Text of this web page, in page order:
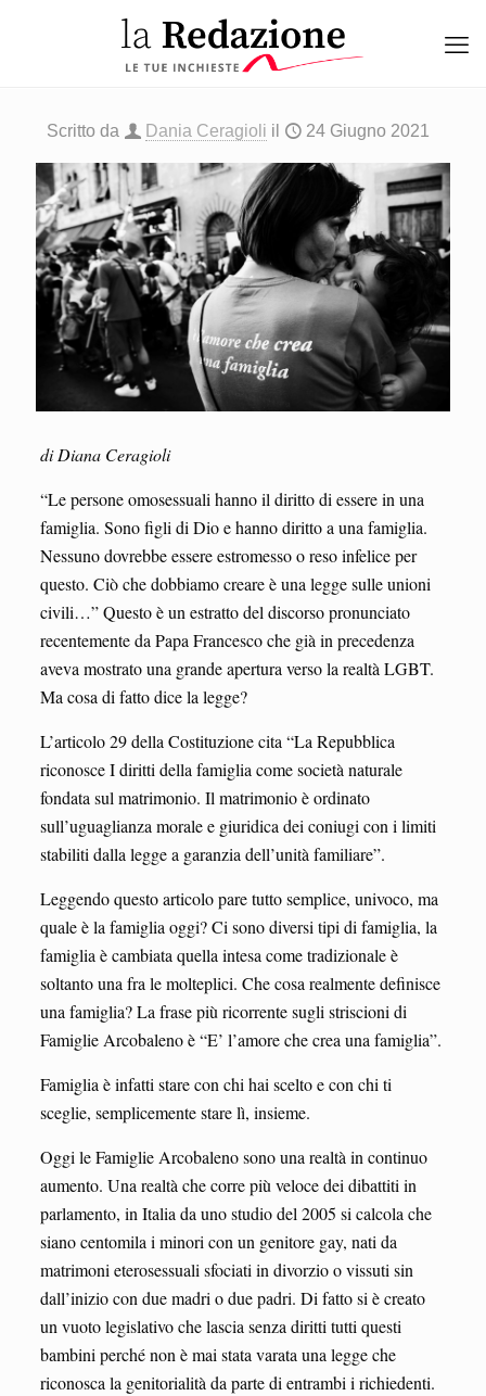
Scritto da Dania Ceragioli il 24 Giugno 2021
di Diana Ceragioli
“Le persone omosessuali hanno il diritto di essere in una
famiglia. Sono figli di Dio e hanno diritto a una famiglia.
Nessuno dovrebbe essere estromesso o reso infelice per
questo. Ciò che dobbiamo creare è una legge sulle unioni
civili…” Questo è un estratto del discorso pronunciato
recentemente da Papa Francesco che già in precedenza
aveva mostrato una grande apertura verso la realtà LGBT.
Ma cosa di fatto dice la legge?
L’articolo 29 della Costituzione cita “La Repubblica
riconosce I diritti della famiglia come società naturale
fondata sul matrimonio. Il matrimonio è ordinato
sull’uguaglianza morale e giuridica dei coniugi con i limiti
stabiliti dalla legge a garanzia dell’unità familiare”.
Leggendo questo articolo pare tutto semplice, univoco, ma
quale è la famiglia oggi? Ci sono diversi tipi di famiglia, la
famiglia è cambiata quella intesa come tradizionale è
soltanto una fra le molteplici. Che cosa realmente definisce
una famiglia? La frase più ricorrente sugli striscioni di
Famiglie Arcobaleno è “E’ l’amore che crea una famiglia”.
Famiglia è infatti stare con chi hai scelto e con chi ti
sceglie, semplicemente stare lì, insieme.
Oggi le Famiglie Arcobaleno sono una realtà in continuo
aumento. Una realtà che corre più veloce dei dibattiti in
parlamento, in Italia da uno studio del 2005 si calcola che
siano centomila i minori con un genitore gay, nati da
matrimoni eterosessuali sfociati in divorzio o vissuti sin
dall’inizio con due madri o due padri. Di fatto si è creato
un vuoto legislativo che lascia senza diritti tutti questi
bambini perché non è mai stata varata una legge che
riconosca la genitorialità da parte di entrambi i richiedenti.